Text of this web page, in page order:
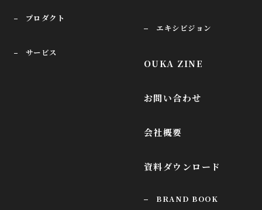
プロダクト
サービス
エキシビジョン
OUKA ZINE
お問い合わせ
会社概要
資料ダウンロード
BRAND BOOK